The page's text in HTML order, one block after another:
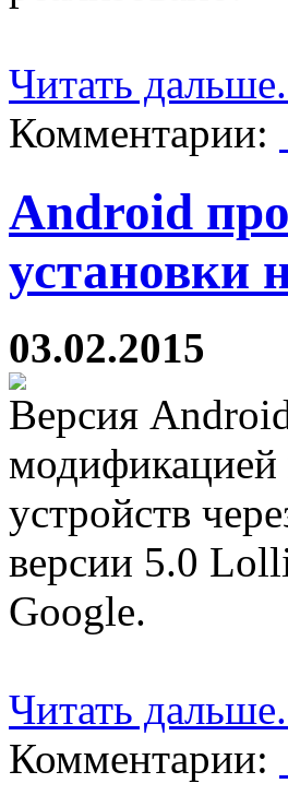
Читать
Комментарии:
Android
установки
03.02.2015
Версия
модификацией
устройств
версии 5.0
Google.
Читать
Комментарии: